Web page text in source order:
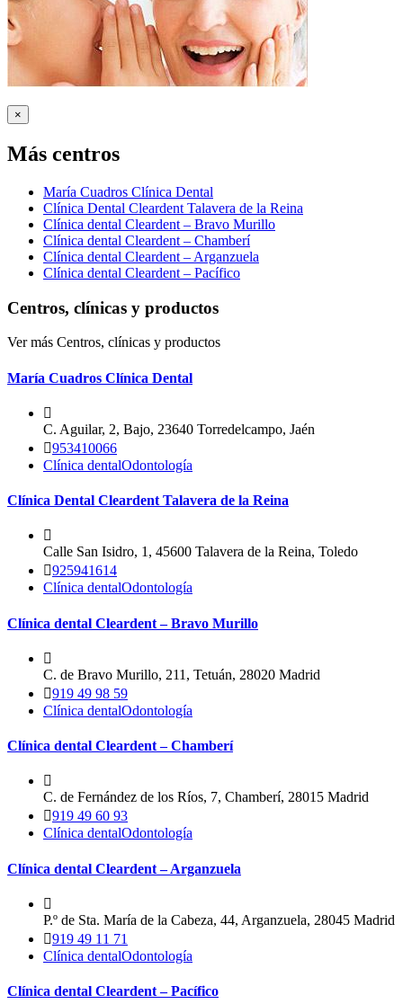
×
Más centros
María Cuadros Clínica Dental
Clínica Dental Cleardent Talavera de la Reina
Clínica dental Cleardent – Bravo Murillo
Clínica dental Cleardent – Chamberí
Clínica dental Cleardent – Arganzuela
Clínica dental Cleardent – Pacífico
Centros, clínicas y productos
Ver más Centros, clínicas y productos
María Cuadros Clínica Dental
C. Aguilar, 2, Bajo, 23640 Torredelcampo, Jaén
953410066
Clínica dentalOdontología
Clínica Dental Cleardent Talavera de la Reina
Calle San Isidro, 1, 45600 Talavera de la Reina, Toledo
925941614
Clínica dentalOdontología
Clínica dental Cleardent – Bravo Murillo
C. de Bravo Murillo, 211, Tetuán, 28020 Madrid
919 49 98 59
Clínica dentalOdontología
Clínica dental Cleardent – Chamberí
C. de Fernández de los Ríos, 7, Chamberí, 28015 Madrid
919 49 60 93
Clínica dentalOdontología
Clínica dental Cleardent – Arganzuela
P.º de Sta. María de la Cabeza, 44, Arganzuela, 28045 Madrid
919 49 11 71
Clínica dentalOdontología
Clínica dental Cleardent – Pacífico